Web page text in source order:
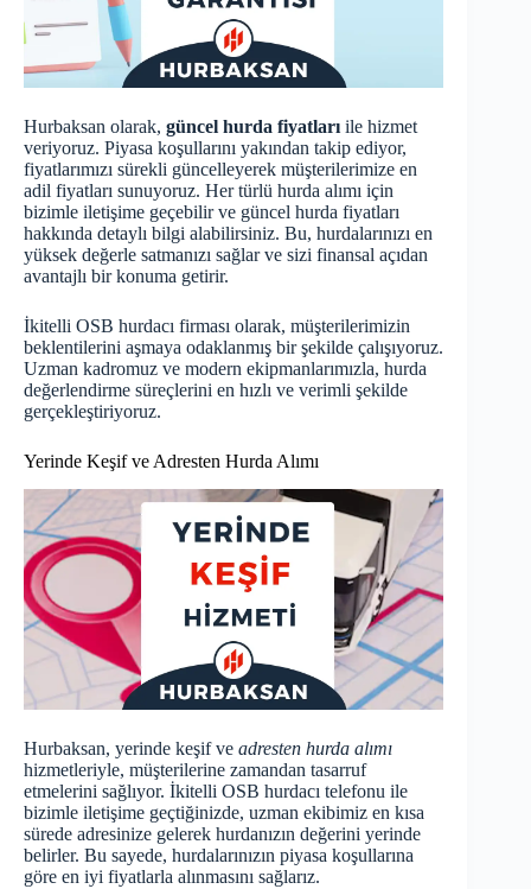
Hurbaksan olarak, güncel hurda fiyatları ile hizmet
veriyoruz. Piyasa koşullarını yakından takip ediyor,
fiyatlarımızı sürekli güncelleyerek müşterilerimize en
adil fiyatları sunuyoruz. Her türlü hurda alımı için
bizimle iletişime geçebilir ve güncel hurda fiyatları
hakkında detaylı bilgi alabilirsiniz. Bu, hurdalarınızı en
yüksek değerle satmanızı sağlar ve sizi finansal açıdan
avantajlı bir konuma getirir.
İkitelli OSB hurdacı firması olarak, müşterilerimizin
beklentilerini aşmaya odaklanmış bir şekilde çalışıyoruz.
Uzman kadromuz ve modern ekipmanlarımızla, hurda
değerlendirme süreçlerini en hızlı ve verimli şekilde
gerçekleştiriyoruz.
Yerinde Keşif ve Adresten Hurda Alımı
Hurbaksan, yerinde keşif ve adresten hurda alımı
hizmetleriyle, müşterilerine zamandan tasarruf
etmelerini sağlıyor. İkitelli OSB hurdacı telefonu ile
bizimle iletişime geçtiğinizde, uzman ekibimiz en kısa
sürede adresinize gelerek hurdanızın değerini yerinde
belirler. Bu sayede, hurdalarınızın piyasa koşullarına
göre en iyi fiyatlarla alınmasını sağlarız.